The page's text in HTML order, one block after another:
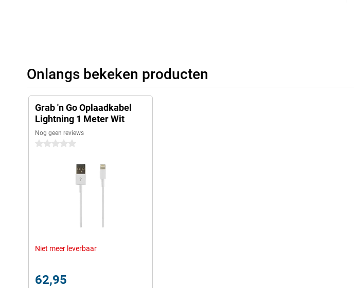
Onlangs bekeken producten
Grab 'n Go Oplaadkabel
Lightning 1 Meter Wit
Nog geen reviews
0 sterren
Niet meer leverbaar
62,95